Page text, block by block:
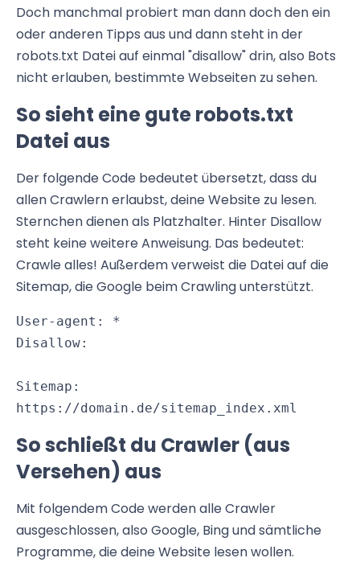
Doch manchmal probiert man dann doch den ein
oder anderen Tipps aus und dann steht in der
robots.txt Datei auf einmal "disallow" drin, also Bots
nicht erlauben, bestimmte Webseiten zu sehen.
So sieht eine gute robots.txt
Datei aus
Der folgende Code bedeutet übersetzt, dass du
allen Crawlern erlaubst, deine Website zu lesen.
Sternchen dienen als Platzhalter. Hinter Disallow
steht keine weitere Anweisung. Das bedeutet:
Crawle alles! Außerdem verweist die Datei auf die
Sitemap, die Google beim Crawling unterstützt.
User-agent: *
Disallow:
Sitemap:
https://domain.de/sitemap_index.xml
So schließt du Crawler (aus
Versehen) aus
Mit folgendem Code werden alle Crawler
ausgeschlossen, also Google, Bing und sämtliche
Programme, die deine Website lesen wollen.